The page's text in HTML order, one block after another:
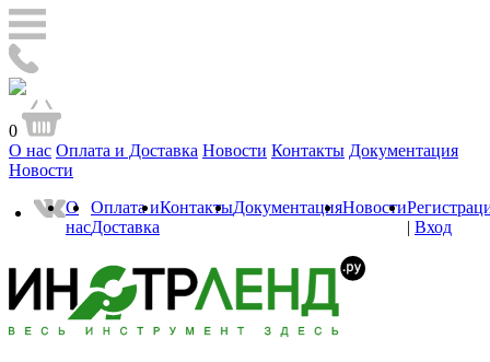
0
О нас Оплата и Доставка Новости Контакты Документация
Новости
О
нас
Оплата и
Доставка
КонтактыДокументацияНовости
| Вход